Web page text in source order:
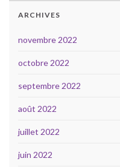
ARCHIVES
novembre 2022
octobre 2022
septembre 2022
août 2022
juillet 2022
juin 2022